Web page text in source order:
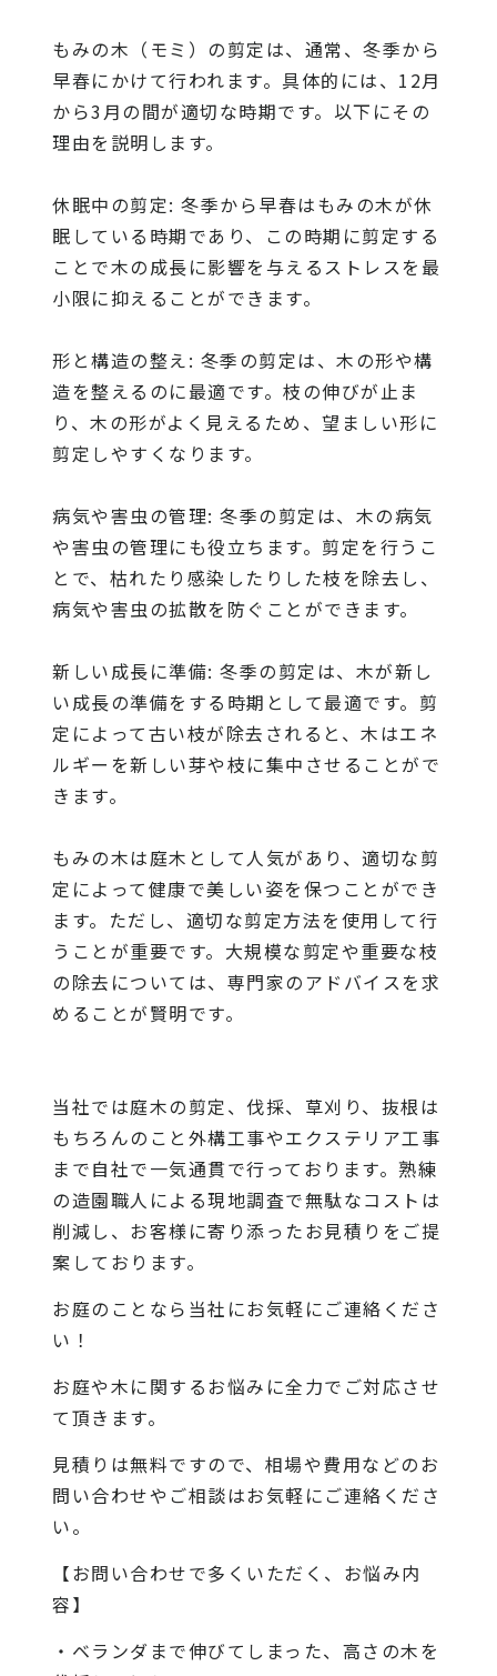
もみの木（モミ）の剪定は、通常、冬季から
早春にかけて行われます。具体的には、12月
から3月の間が適切な時期です。以下にその
理由を説明します。
休眠中の剪定: 冬季から早春はもみの木が休
眠している時期であり、この時期に剪定する
ことで木の成長に影響を与えるストレスを最
小限に抑えることができます。
形と構造の整え: 冬季の剪定は、木の形や構
造を整えるのに最適です。枝の伸びが止ま
り、木の形がよく見えるため、望ましい形に
剪定しやすくなります。
病気や害虫の管理: 冬季の剪定は、木の病気
や害虫の管理にも役立ちます。剪定を行うこ
とで、枯れたり感染したりした枝を除去し、
病気や害虫の拡散を防ぐことができます。
新しい成長に準備: 冬季の剪定は、木が新し
い成長の準備をする時期として最適です。剪
定によって古い枝が除去されると、木はエネ
ルギーを新しい芽や枝に集中させることがで
きます。
もみの木は庭木として人気があり、適切な剪
定によって健康で美しい姿を保つことができ
ます。ただし、適切な剪定方法を使用して行
うことが重要です。大規模な剪定や重要な枝
の除去については、専門家のアドバイスを求
めることが賢明です。
当社では庭木の剪定、伐採、草刈り、抜根は
もちろんのこと外構工事やエクステリア工事
まで自社で一気通貫で行っております。熟練
の造園職人による現地調査で無駄なコストは
削減し、お客様に寄り添ったお見積りをご提
案しております。
お庭のことなら当社にお気軽にご連絡くださ
い！
お庭や木に関するお悩みに全力でご対応させ
て頂きます。
見積りは無料ですので、相場や費用などのお
問い合わせやご相談はお気軽にご連絡くださ
い。
【お問い合わせで多くいただく、お悩み内
容】
・ベランダまで伸びてしまった、高さの木を